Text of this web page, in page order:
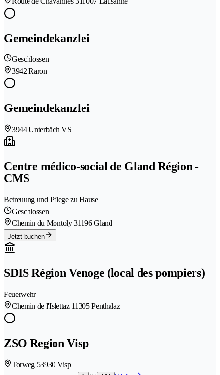
Gemeindekanzlei
Geschlossen
3942 Raron
Gemeindekanzlei
3944 Unterbäch VS
Centre médico-social de Gland Région -
CMS
Betreuung und Pflege zu Hause
Geschlossen
Chemin du Montoly 31196 Gland
Jetzt buchen
SDIS Région Venoge (local des pompiers)
Feuerwehr
Chemin de l'Islettaz 11305 Penthalaz
ZSO Region Visp
Torweg 53930 Visp